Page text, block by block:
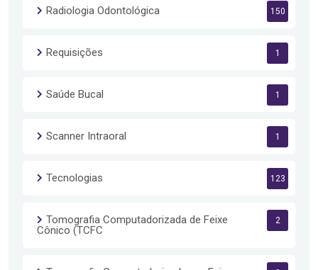
Radiologia Odontológica 150
Requisições 1
Saúde Bucal 1
Scanner Intraoral 1
Tecnologias 123
Tomografia Computadorizada de Feixe
Cônico (TCFC
2